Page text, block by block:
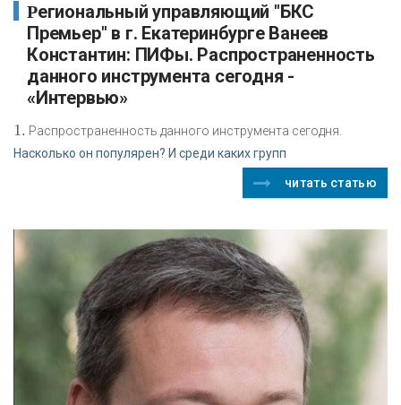
Региональный управляющий "БКС
Премьер" в г. Екатеринбурге Ванеев
Константин: ПИФы. Распространенность
данного инструмента сегодня -
«Интервью»
1. Распространенность данного инструмента сегодня.
Насколько он популярен? И среди каких групп
читать статью